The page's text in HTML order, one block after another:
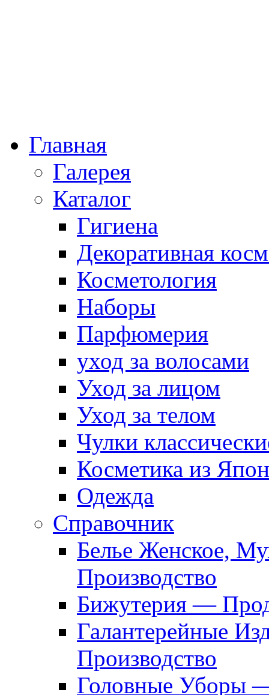
Главная
Галерея
Каталог
Гигиена
Декоративная
Косметология
Наборы
Парфюмерия
уход за волосами
Уход за лицом
Уход за телом
Чулки
Косметика из
Одежда
Справочник
Белье Женское,
Производство
Бижутерия —
Галантерейные
Производство
Головные Уборы